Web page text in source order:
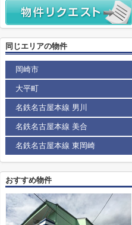
同じエリアの物件
岡崎市
大平町
名鉄名古屋本線 男川
名鉄名古屋本線 美合
名鉄名古屋本線 東岡崎
おすすめ物件